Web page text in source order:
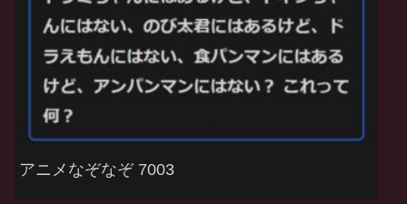
アニメなぞなぞ 7003